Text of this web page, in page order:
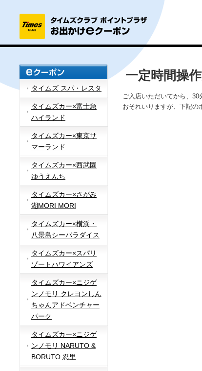
タイムズ スパ・レスタ
タイムズカー×富士急
ハイランド
タイムズカー×東京サ
マーランド
タイムズカー×西武園
ゆうえんち
タイムズカー×さがみ
湖MORI MORI
タイムズカー×横浜・
八景島シーパラダイス
タイムズカー×スパリ
ゾートハワイアンズ
タイムズカー×ニジゲ
ンノモリ クレヨンしん
ちゃんアドベンチャー
パーク
タイムズカー×ニジゲ
ンノモリ NARUTO &
BORUTO 忍里
一定時間操
ご入店いただいてから、30
おそれいりますが、下記の